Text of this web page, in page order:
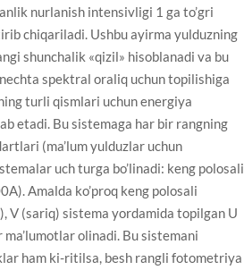
nurlanish intensivligi 1 ga to’gri
chiqariladi. Ushbu ayirma yulduzning
shunchalik «qizil» hisoblanadi va bu
spektral oraliq uchun topilishiga
turli qismlari uchun energiya
etadi. Bu sistemaga har bir rangning
(ma’lum yulduzlar uchun
uch turga bo’linadi: keng polosali
Amalda ko’proq keng polosali
V (sariq) sistema yordamida topilgan U
olinadi. Bu sistemani
ham ki-ritilsa, besh rangli fotometriya